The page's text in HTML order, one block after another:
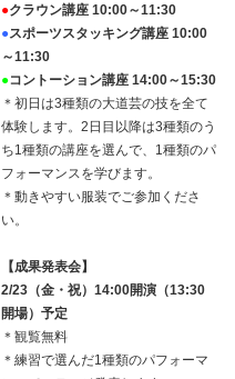
●クラウン講座 10:00～11:30
●スポーツスタッキング講座 10:00
～11:30
●コントーション講座 14:00～15:30
＊初日は3種類の大道芸の技を全て
体験します。2日目以降は3種類のう
ち1種類の講座を選んで、1種類のパ
フォーマンスを学びます。
＊動きやすい服装でご参加くださ
い。
【成果発表会】
2/23（金・祝）14:00開演（13:30
開場）予定
＊観覧無料
＊練習で選んだ1種類のパフォーマ